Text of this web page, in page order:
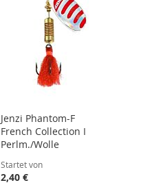
Jenzi Phantom-F
French Collection I
Perlm./Wolle
Startet von
2,40 €